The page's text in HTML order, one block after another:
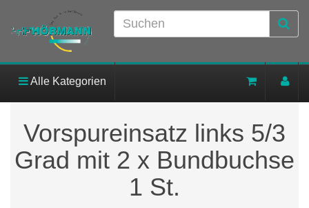
Alle Kategorien
Vorspureinsatz links 5/3
Grad mit 2 x Bundbuchse
1 St.